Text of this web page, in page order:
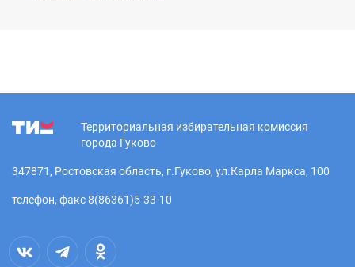
Территориальная избирательная комиссия
города Гуково
347871, Ростовская область, г.Гуково, ул.Карла Маркса, 100
телефон, факс 8(86361)5-33-10